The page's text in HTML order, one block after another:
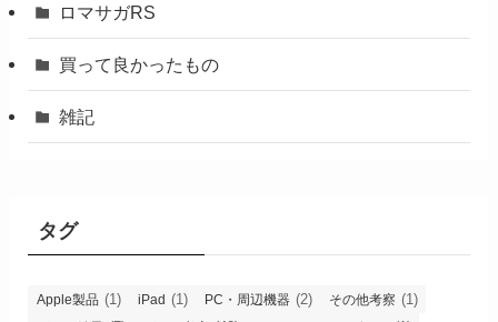
ロマサガRS
買って良かったもの
雑記
タグ
Apple製品 (1) iPad (1) PC・周辺機器 (2) その他考察 (1)